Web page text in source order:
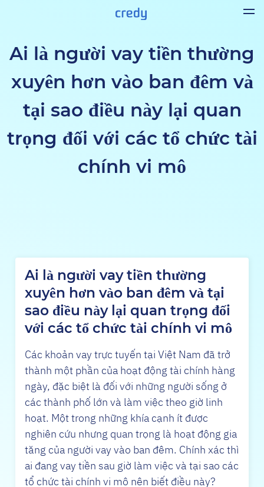
Ai là người vay tiền thường
xuyên hơn vào ban đêm và
tại sao điều này lại quan
trọng đối với các tổ chức tài
chính vi mô
Ai là người vay tiền thường
xuyên hơn vào ban đêm và tại
sao điều này lại quan trọng đối
với các tổ chức tài chính vi mô
Các khoản vay trực tuyến tại Việt Nam đã trở
thành một phần của hoạt động tài chính hàng
ngày, đặc biệt là đối với những người sống ở
các thành phố lớn và làm việc theo giờ linh
hoạt. Một trong những khía cạnh ít được
nghiên cứu nhưng quan trọng là hoạt động gia
tăng của người vay vào ban đêm. Chính xác thì
ai đang vay tiền sau giờ làm việc và tại sao các
tổ chức tài chính vi mô nên biết điều này?